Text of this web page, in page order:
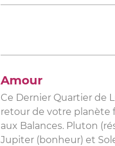
Amour
Ce Dernier Quartier de
retour de votre planète
aux Balances. Pluton
Jupiter (bonheur) et